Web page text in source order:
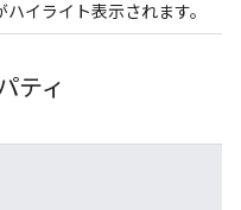
イライト表示されます。
ティ